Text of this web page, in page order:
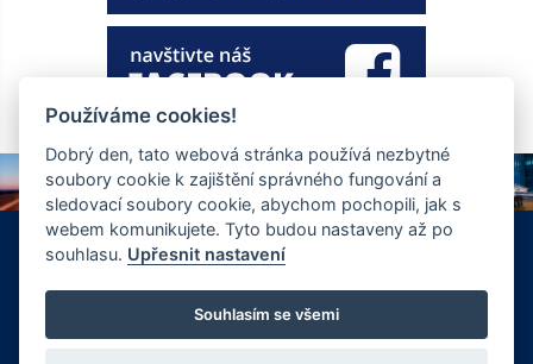
+420 326 901 186
info@ewt.cz
© Copyright 2026 Společnost EWT spol. s.r.o., realizace
FlexiSystems s.r.o.:e-learning,tvorba webových stránek.
Používáme cookies!
Dobrý den, tato webová stránka používá nezbytné
soubory cookie k zajištění správného fungování a
sledovací soubory cookie, abychom pochopili, jak s
webem komunikujete. Tyto budou nastaveny až po
souhlasu. Upřesnit nastavení
Souhlasím se všemi